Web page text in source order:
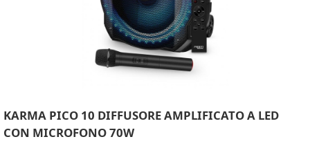
KARMA PICO 10 DIFFUSORE AMPLIFICATO A LED
CON MICROFONO 70W